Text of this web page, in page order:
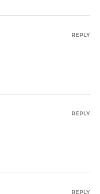
REPLY
REPLY
REPLY